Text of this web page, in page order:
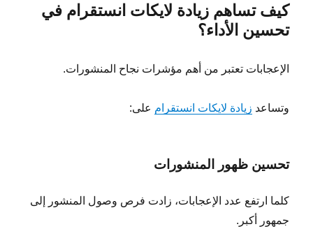
كيف تساهم زيادة لايكات انستقرام في
تحسين الأداء؟
الإعجابات تعتبر من أهم مؤشرات نجاح المنشورات.
وتساعد زيادة لايكات انستقرام على:
تحسين ظهور المنشورات
كلما ارتفع عدد الإعجابات، زادت فرص وصول المنشور إلى
جمهور أكبر.